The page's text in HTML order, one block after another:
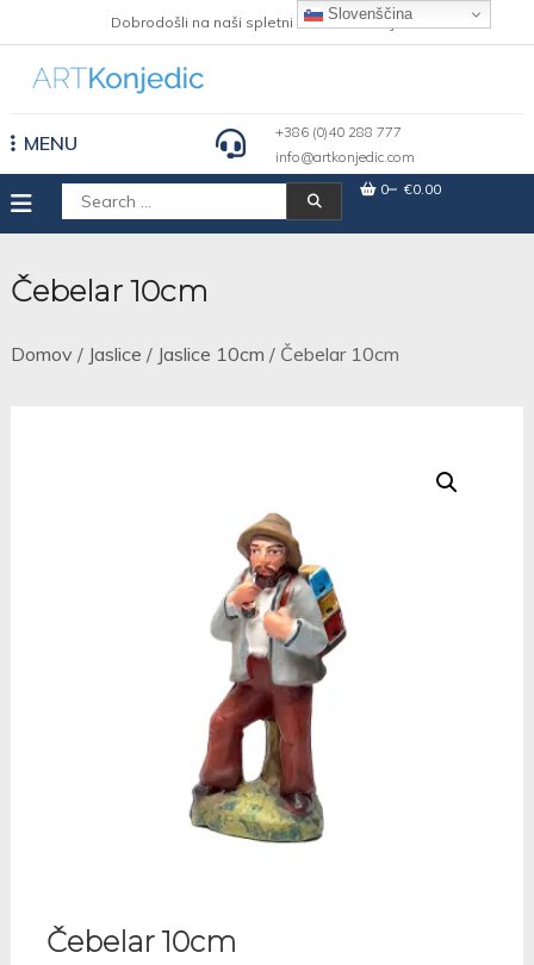
to
content
Dobrodošli na naši spletni strani Art Konjedic
MENU
+386 (0)40 288 777
info@artkonjedic.com
Išči: 0 €0.00
Čebelar 10cm
Domov / Jaslice / Jaslice 10cm / Čebelar 10cm
Čebelar 10cm
Slovenščina